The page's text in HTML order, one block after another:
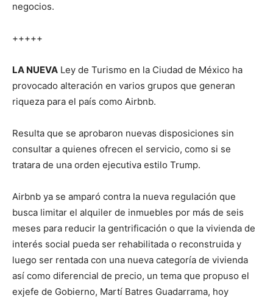
negocios.
+++++
LA NUEVA Ley de Turismo en la Ciudad de México ha
provocado alteración en varios grupos que generan
riqueza para el país como Airbnb.
Resulta que se aprobaron nuevas disposiciones sin
consultar a quienes ofrecen el servicio, como si se
tratara de una orden ejecutiva estilo Trump.
Airbnb ya se amparó contra la nueva regulación que
busca limitar el alquiler de inmuebles por más de seis
meses para reducir la gentrificación o que la vivienda de
interés social pueda ser rehabilitada o reconstruida y
luego ser rentada con una nueva categoría de vivienda
así como diferencial de precio, un tema que propuso el
exjefe de Gobierno, Martí Batres Guadarrama, hoy